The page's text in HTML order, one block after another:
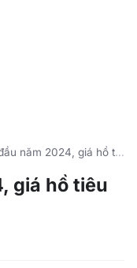
2024, giá hồ tiêu xuất khẩu tăng 39,3%
giá hồ tiêu